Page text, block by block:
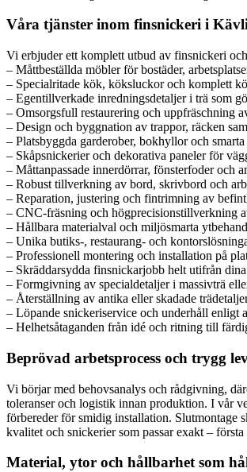
Våra tjänster inom finsnickeri i
Vi erbjuder ett komplett utbud av finsnickeri
– Måttbeställda möbler för bostäder,
– Specialritade kök, köksluckor och komplett
– Egentillverkade inredningsdetaljer i trä som
– Omsorgsfull restaurering och uppfräschning
– Design och byggnation av trappor, räcken
– Platsbyggda garderober, bokhyllor och
– Skåpsnickerier och dekorativa paneler för
– Måttanpassade innerdörrar, fönsterfoder och
– Robust tillverkning av bord, skrivbord och
– Reparation, justering och fintrimning av
– CNC-fräsning och högprecisionstillverkning
– Hållbara materialval och miljösmarta
– Unika butiks-, restaurang- och
– Professionell montering och installation på
– Skräddarsydda finsnickarjobb helt utifrån
– Formgivning av specialdetaljer i massivträ
– Återställning av antika eller skadade
– Löpande snickeriservice och underhåll enligt
– Helhetsåtaganden från idé och ritning till
Beprövad arbetsprocess och trygg
Vi börjar med behovsanalys och rådgivning,
toleranser och logistik innan produktion. I vår
förbereder för smidig installation. Slutmontage
kvalitet och snickerier som passar exakt – första
Material, ytor och hållbarhet som